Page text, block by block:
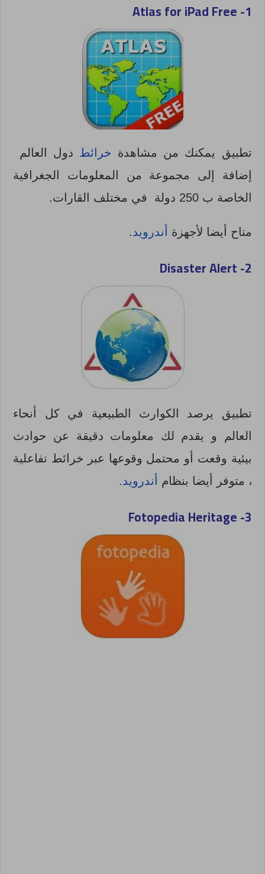
1-
Atlas for iPad Free
تطبيق يمكنك من مشاهدة خرائط دول العالم
إضافة إلى مجموعة من المعلومات الجغرافية
الخاصة ب 250 دولة في مختلف القارات.
متاح أيضا لأجهزة أندرويد.
2-
Disaster Alert
تطبيق يرصد الكوارث الطبيعية في كل أنحاء
العالم و يقدم لك معلومات دقيقة عن حوادث
بيئية وقعت أو محتمل وقوعها عبر خرائط تفاعلية
، متوفر أيضا بنظام أندرويد.
3-
Fotopedia Heritage